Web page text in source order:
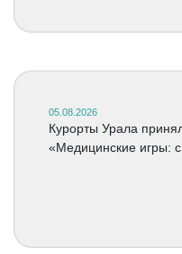
05.08.2026
Курорты Урала
«Медицинские игры: